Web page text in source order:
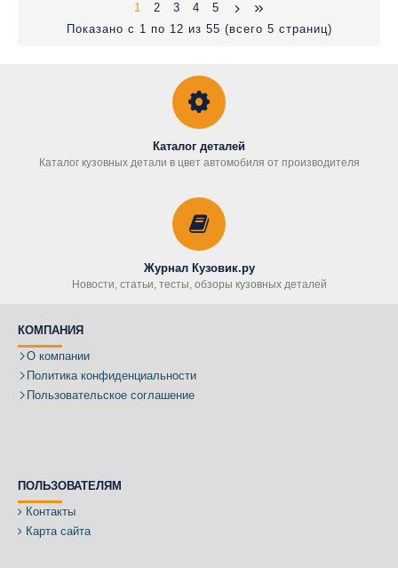
1 2 3 4
5
Показано с 1 по 12 из 55 (всего 5 страниц)
Каталог деталей
Каталог кузовных детали в цвет автомобиля от производителя
Журнал Кузовик.ру
Новости, статьи, тесты, обзоры кузовных деталей
КОМПАНИЯ
О компании
Политика конфиденциальности
Пользовательское соглашение
ПОЛЬЗОВАТЕЛЯМ
Контакты
Карта сайта